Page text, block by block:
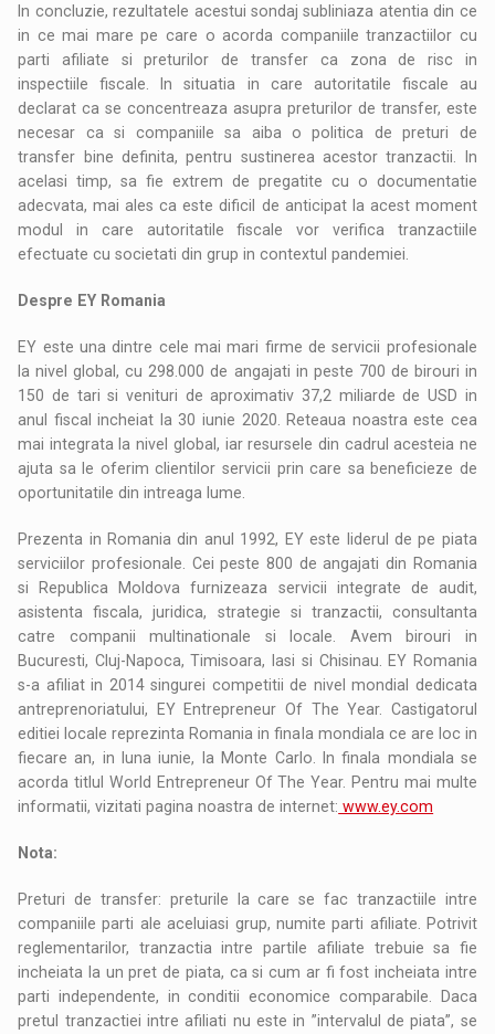
In concluzie, rezultatele acestui sondaj subliniaza atentia din ce
in ce mai mare pe care o acorda companiile tranzactiilor cu
parti afiliate si preturilor de transfer ca zona de risc in
inspectiile fiscale. In situatia in care autoritatile fiscale au
declarat ca se concentreaza asupra preturilor de transfer, este
necesar ca si companiile sa aiba o politica de preturi de
transfer bine definita, pentru sustinerea acestor tranzactii. In
acelasi timp, sa fie extrem de pregatite cu o documentatie
adecvata, mai ales ca este dificil de anticipat la acest moment
modul in care autoritatile fiscale vor verifica tranzactiile
efectuate cu societati din grup in contextul pandemiei.
Despre EY Romania
EY este una dintre cele mai mari firme de servicii profesionale
la nivel global, cu 298.000 de angajati in peste 700 de birouri in
150 de tari si venituri de aproximativ 37,2 miliarde de USD in
anul fiscal incheiat la 30 iunie 2020. Reteaua noastra este cea
mai integrata la nivel global, iar resursele din cadrul acesteia ne
ajuta sa le oferim clientilor servicii prin care sa beneficieze de
oportunitatile din intreaga lume.
Prezenta in Romania din anul 1992, EY este liderul de pe piata
serviciilor profesionale. Cei peste 800 de angajati din Romania
si Republica Moldova furnizeaza servicii integrate de audit,
asistenta fiscala, juridica, strategie si tranzactii, consultanta
catre companii multinationale si locale. Avem birouri in
Bucuresti, Cluj-Napoca, Timisoara, Iasi si Chisinau. EY Romania
s-a afiliat in 2014 singurei competitii de nivel mondial dedicata
antreprenoriatului, EY Entrepreneur Of The Year. Castigatorul
editiei locale reprezinta Romania in finala mondiala ce are loc in
fiecare an, in luna iunie, la Monte Carlo. In finala mondiala se
acorda titlul World Entrepreneur Of The Year. Pentru mai multe
informatii, vizitati pagina noastra de internet: www.ey.com
Nota:
Preturi de transfer: preturile la care se fac tranzactiile intre
companiile parti ale aceluiasi grup, numite parti afiliate. Potrivit
reglementarilor, tranzactia intre partile afiliate trebuie sa fie
incheiata la un pret de piata, ca si cum ar fi fost incheiata intre
parti independente, in conditii economice comparabile. Daca
pretul tranzactiei intre afiliati nu este in ”intervalul de piata”, se